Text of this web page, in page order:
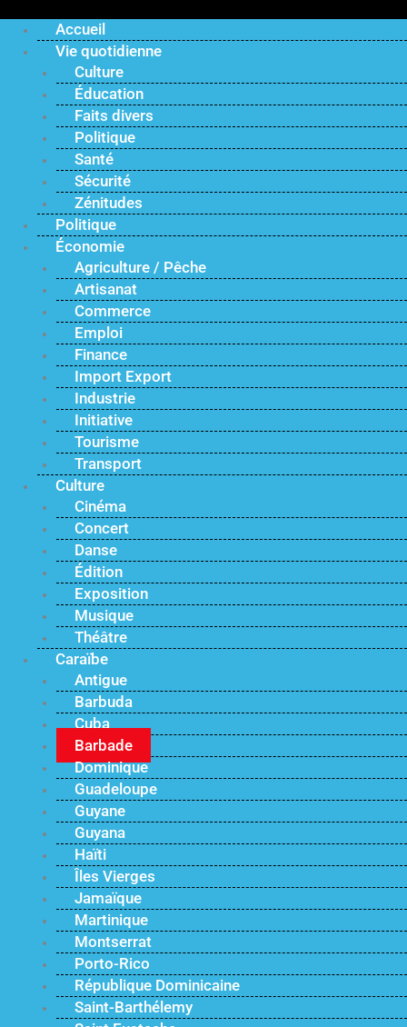
Accueil
Vie quotidienne
Culture
Éducation
Faits divers
Politique
Santé
Sécurité
Zénitudes
Politique
Économie
Agriculture / Pêche
Artisanat
Commerce
Emploi
Finance
Import Export
Industrie
Initiative
Tourisme
Transport
Culture
Cinéma
Concert
Danse
Édition
Exposition
Musique
Théâtre
Caraïbe
Antigue
Barbuda
Cuba
Barbade
Dominique
Guadeloupe
Guyane
Guyana
Haïti
Îles Vierges
Jamaïque
Martinique
Montserrat
Porto-Rico
République Dominicaine
Saint-Barthélemy